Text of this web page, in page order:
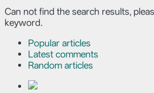
Can not find the search results,
keyword.
Popular articles
Latest comments
Random articles